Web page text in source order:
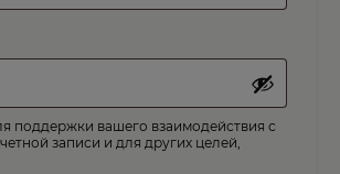
поддержки вашего взаимодействия с
записи и для других целей,